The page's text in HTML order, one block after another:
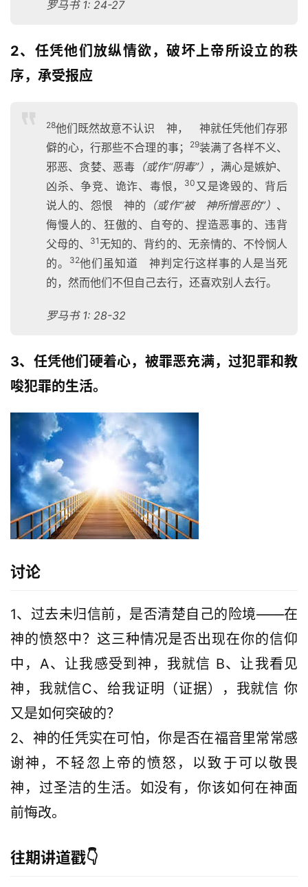
罗马书 1: 24-27
2、任凭他们放纵情欲，破坏上帝所设立的秩
序，承受报应
28他们既然故意不认识 神， 神就任凭他们存邪
僻的心，行那些不合理的事；
29装满了各样不义、
邪恶、贪婪、恶毒 （或作“阴毒”） ，满心是嫉妒、
凶杀、争竞、诡诈、毒恨，
30 又是谗毁的、背后
说人的、怨恨 神的 （或作“被 神所憎恶的”） 、
侮慢人的、狂傲的、自夸的、捏造恶事的、违背
父母的、
31无知的、背约的、无亲情的、不怜悯人
的。
32他们虽知道 神判定行这样事的人是当死
的，然而他们不但自己去行，还喜欢别人去行。
罗马书 1: 28-32
3、任凭他们硬着心，被罪恶充满，过犯罪和教
唆犯罪的生活。
讨论
1、过去未归信前，是否清楚自己的险境——在
神的愤怒中？这三种情况是否出现在你的信仰
中，A、让我感受到神，我就信 B、让我看见
神，我就信C、给我证明（证据），我就信 你
又是如何突破的？
2、神的任凭实在可怕，你是否在福音里常常感
谢神，不轻忽上帝的愤怒，以致于可以敬畏
神，过圣洁的生活。如没有，你该如何在神面
前悔改。
往期讲道戳👇